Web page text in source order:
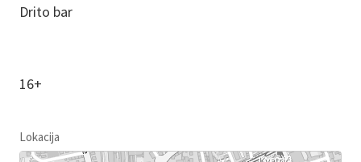
Drito bar
16+
Lokacija